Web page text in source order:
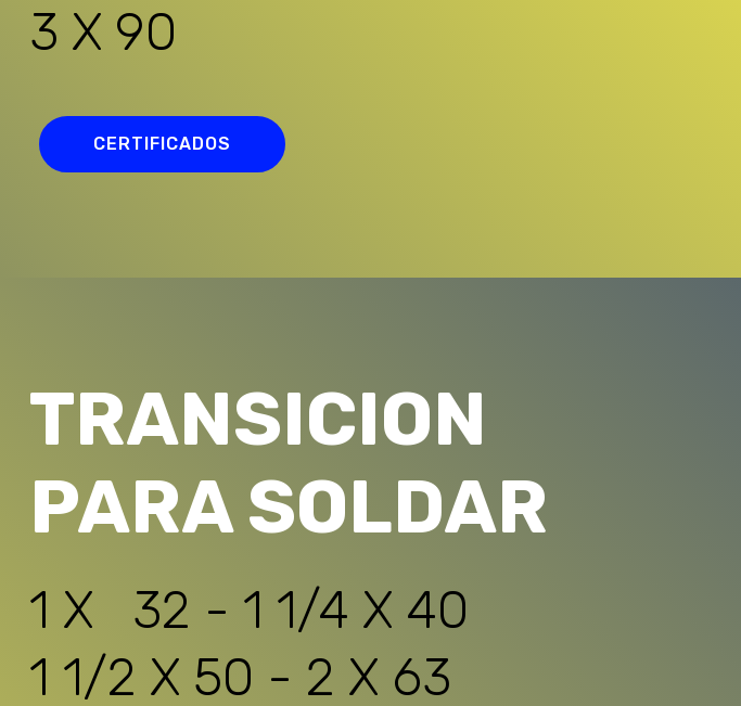
3 X 90
CERTIFICADOS
TRANSICION
PARA SOLDAR
1 X 32 - 1 1/4 X 40
1 1/2 X 50 - 2 X 63